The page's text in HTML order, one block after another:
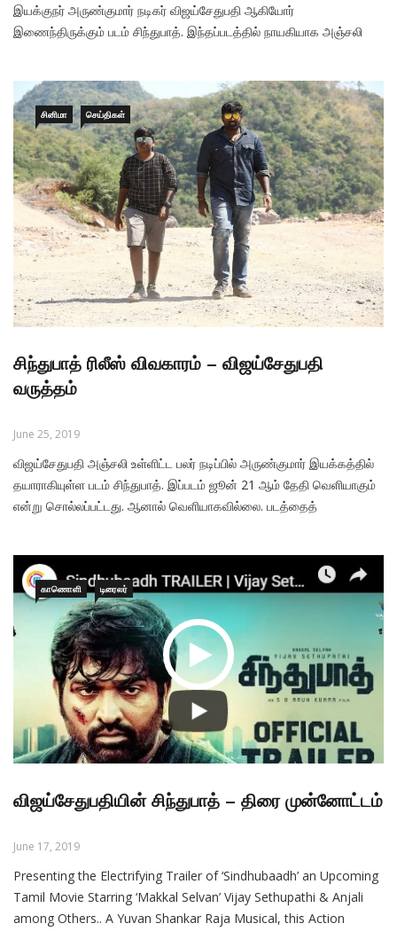
இயக்குநர் அருண்குமார் நடிகர் விஜய்சேதுபதி ஆகியோர்
இணைந்திருக்கும் படம் சிந்துபாத். இந்தப்படத்தில் நாயகியாக அஞ்சலி
ஜூன் 21 ஆம் தேதி வெளியாகும் என்று சொல்லப்பட்டது. ஆனால்
வெளியாகவில்லை.
சினிமா செய்திகள்
சிந்துபாத் ரிலீஸ் விவகாரம் – விஜய்சேதுபதி
வருத்தம்
June 25, 2019
விஜய்சேதுபதி அஞ்சலி உள்ளிட்ட பலர் நடிப்பில் அருண்குமார் இயக்கத்தில்
தயாராகியுள்ள படம் சிந்துபாத். இப்படம் ஜூன் 21 ஆம் தேதி வெளியாகும்
என்று சொல்லப்பட்டது. ஆனால் வெளியாகவில்லை. படத்தைத்
சிக்கல்கள். அவற்றின் காரணமாகப் படம் வெளியாவது தள்ளிப்
காணொளி டிரைலர்
விஜய்சேதுபதியின் சிந்துபாத் – திரை முன்னோட்டம்
June 17, 2019
Presenting the Electrifying Trailer of ‘Sindhubaadh’ an Upcoming
Tamil Movie Starring ‘Makkal Selvan’ Vijay Sethupathi & Anjali
among Others.. A Yuvan Shankar Raja Musical, this Action